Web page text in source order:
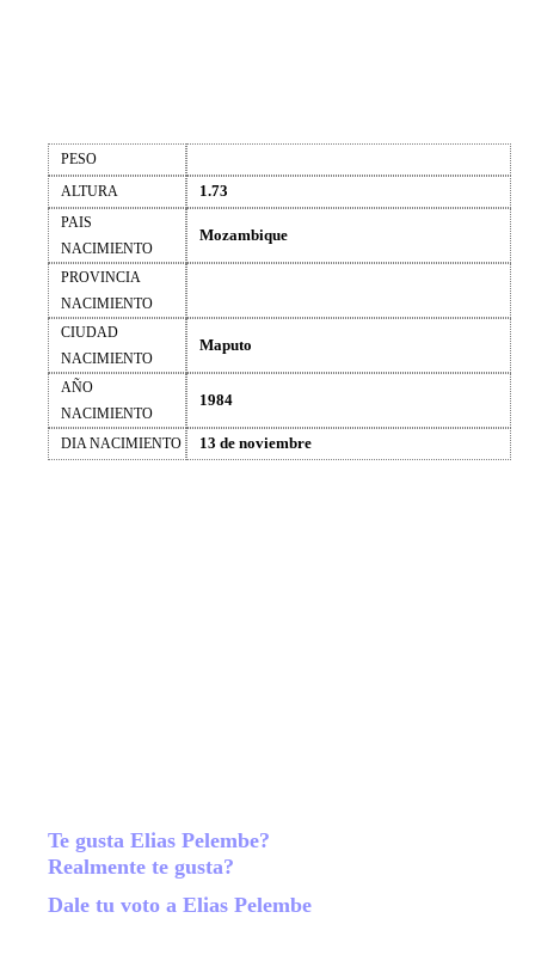
PESO
ALTURA
1.73
PAIS
NACIMIENTO
Mozambique
PROVINCIA
NACIMIENTO
CIUDAD
NACIMIENTO
Maputo
AÑO
NACIMIENTO
1984
DIA NACIMIENTO 13 de noviembre
Te gusta Elias Pelembe?
Realmente te gusta?
Dale tu voto a Elias Pelembe